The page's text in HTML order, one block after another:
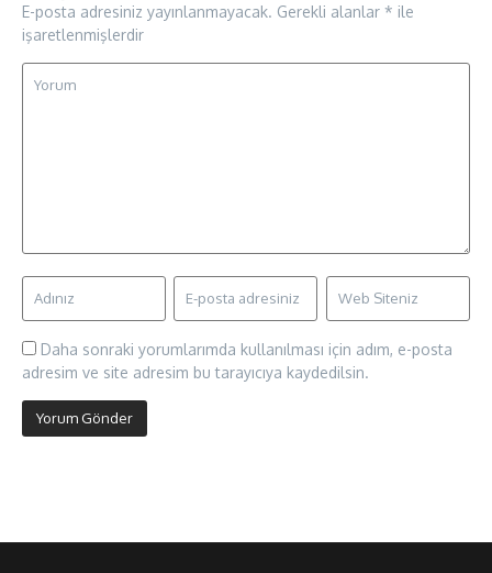
E-posta adresiniz yayınlanmayacak. Gerekli alanlar * ile
işaretlenmişlerdir
Daha sonraki yorumlarımda kullanılması için adım, e-posta
adresim ve site adresim bu tarayıcıya kaydedilsin.